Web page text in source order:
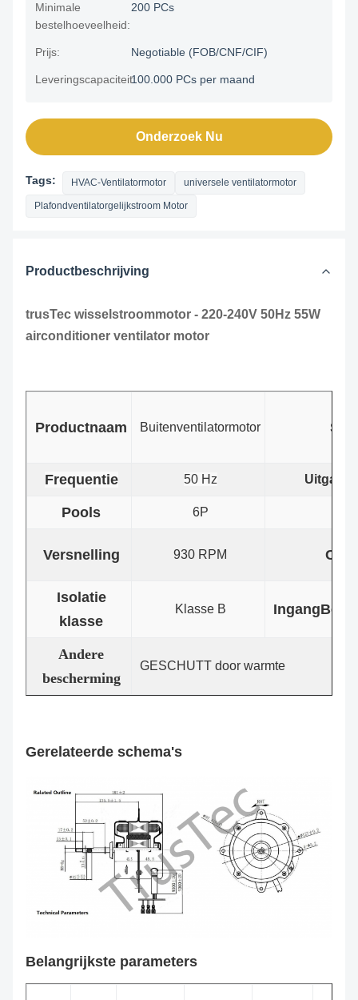
Minimale
bestelhoeveelheid:
200 PCs
Prijs: Negotiable (FOB/CNF/CIF)
Leveringscapaciteit:100.000 PCs per maand
Onderzoek Nu
Tags: HVAC-Ventilatormotor universele ventilatormotor
Plafondventilatorgelijkstroom Motor
Productbeschrijving
trusTec wisselstroommotor - 220-240V 50Hz 55W
airconditioner ventilator motor
Productnaam Buitenventilatormotor
Frequentie 50 Hz
Pools 6P
Versnelling 930 RPM
Isolatie
klasse
Klasse B Ingang
Andere
bescherming
GESCHUTT door warmte
Gerelateerde schema's
Belangrijkste parameters